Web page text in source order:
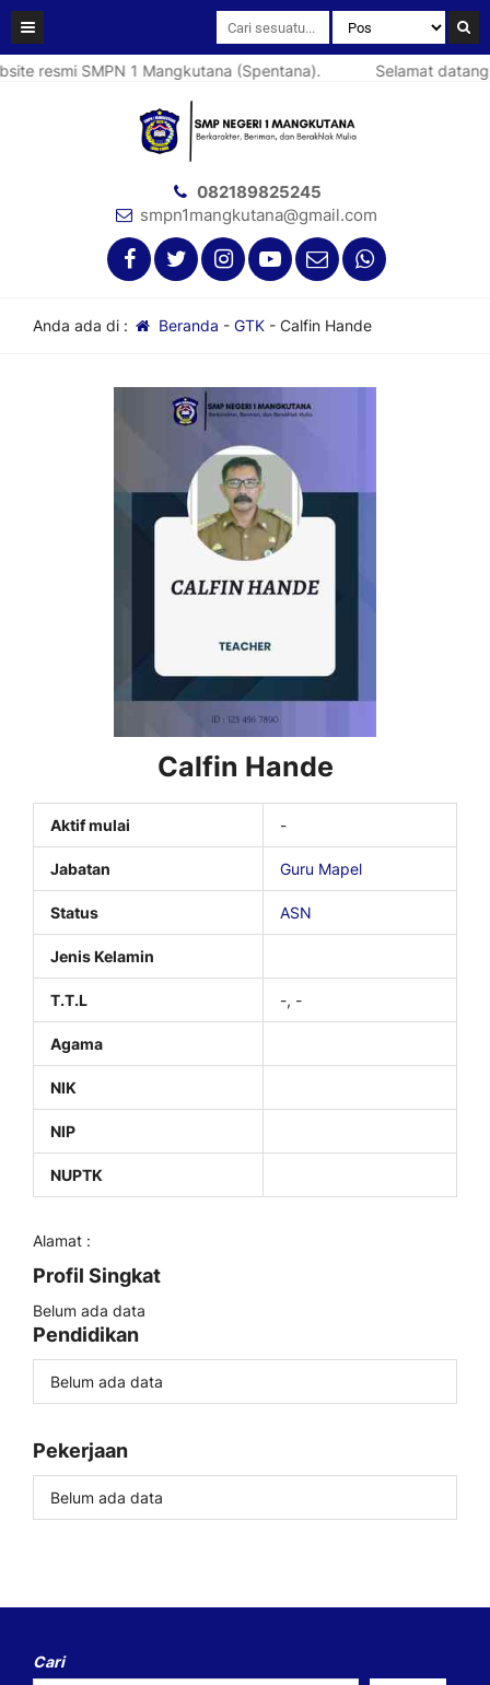
resmi SMPN 1 Mangkutana (Spentana). Selamat datang
082189825245
smpn1mangkutana@gmail.com
Anda ada di : Beranda - GTK- Calfin Hande
Calfin Hande
Aktif mulai -
Jabatan Guru Mapel
Status ASN
Jenis Kelamin
T.T.L -, -
Agama
NIK
NIP
NUPTK
Alamat :
Profil Singkat
Belum ada data
Pendidikan
Belum ada data
Pekerjaan
Belum ada data
Cari